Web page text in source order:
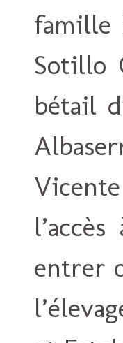
famille
Sotillo
bétail
entrer